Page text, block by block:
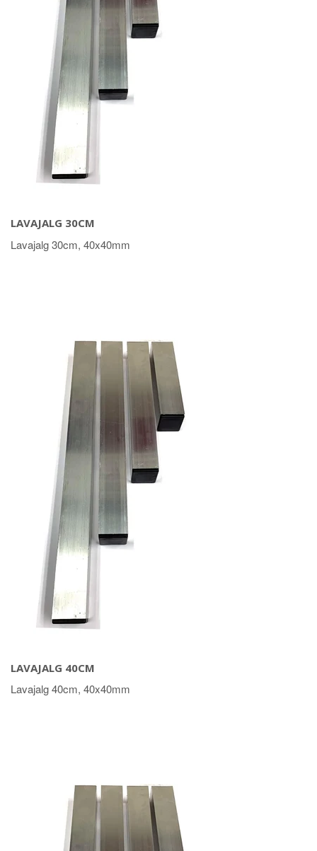
LAVAJALG 30CM
Lavajalg 30cm, 40x40mm
LAVAJALG 40CM
Lavajalg 40cm, 40x40mm